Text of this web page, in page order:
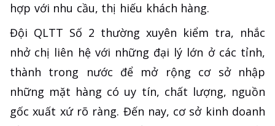
hợp với nhu cầu, thị hiếu khách hàng.
Đội QLTT Số 2 thường xuyên kiểm tra, nhắc
nhở chị liên hệ với những đại lý lớn ở các tỉnh,
thành trong nước để mở rộng cơ sở nhập
những mặt hàng có uy tín, chất lượng, nguồn
gốc xuất xứ rõ ràng. Đến nay, cơ sở kinh doanh